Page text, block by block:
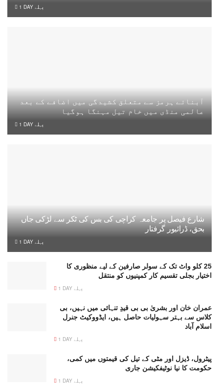
1 DAY پہلے
آبنائے ہرمز سے متعلق کشیدگی میں اضافے کے بعد
عالمی منڈی میں خام تیل مہنگا ہوگیا
1 DAY پہلے
شارع فیصل پر جامعہ کراچی کی بس کی ٹکر سے لڑکی جاں
بحق، ڈرائیور گرفتار
1 DAY پہلے
25 کلو واٹ تک کے سولر صارفین کے لیے منظوری کا
اختیار بجلی تقسیم کار کمپنیوں کو منتقل
1 DAY پہلے
عمران خان اور بشریٰ بی بی قیدِ تنہائی میں نہیں، بی
کلاس سے بہتر سہولیات حاصل ہیں، ایڈووکیٹ جنرل
اسلام آباد
1 DAY پہلے
پیٹرول، ڈیزل اور مٹی کے تیل کی قیمتوں میں کمی،
حکومت کا نیا نوٹیفکیشن جاری
1 DAY پہلے